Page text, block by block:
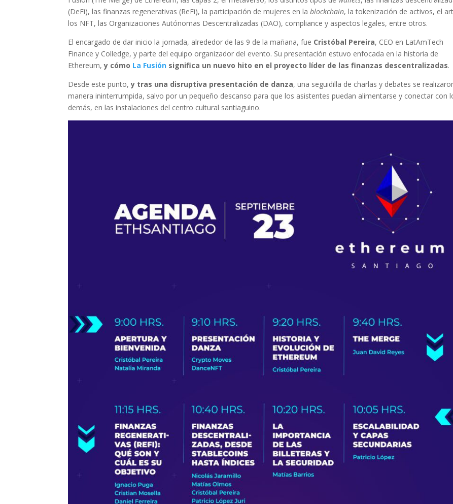
(DeFi), las finanzas regenerativas (ReFi), la participación de mujeres en lablockchain, la tokenización de activos, el
los NFT, las Organizaciones Autónomas Descentralizadas (DAO), compliance y aspectos legales, entre otros.
El encargado de dar inicio la jornada, alrededor de las 9 de la mañana, fue Cristóbal Pereira, CEO en LatAmTech
Finance y Colledge, y parte del equipo organizador del evento. Su presentación estuvo enfocada en la historia de
Ethereum,y cómo La Fusión significa un nuevo hito en el proyecto líder de las finanzas descentralizadas.
Desde este punto,y tras una disruptiva presentación de danza, una seguidilla de charlas y debates se
manera ininterrumpida, salvo por un pequeño descanso para que los asistentes puedan alimentarse y conectar con
demás, en las instalaciones del centro cultural santiaguino.